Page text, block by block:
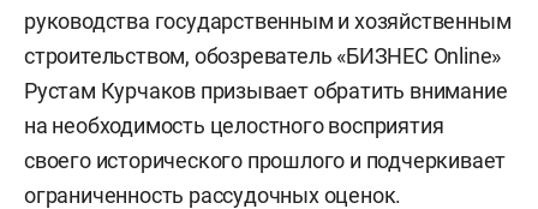
руководства государственным и хозяйственным
строительством, обозреватель «БИЗНЕС Online»
Рустам Курчаков призывает обратить внимание
на необходимость целостного восприятия
своего исторического прошлого и подчеркивает
ограниченность рассудочных оценок.